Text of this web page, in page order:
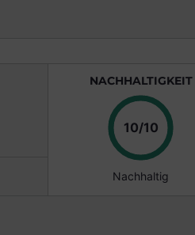
NACHHALTIGKEIT
10/10Punkte
Nachhaltig